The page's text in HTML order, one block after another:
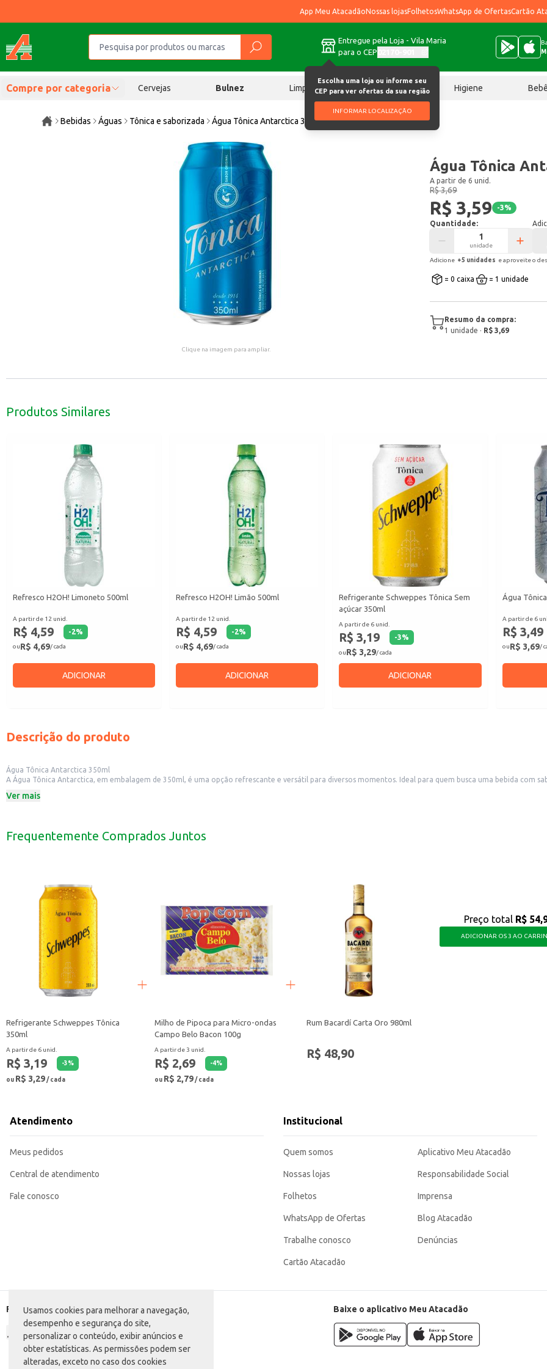
Usamos cookies para melhorar a navegação,
desempenho e segurança do site,
personalizar o conteúdo, exibir anúncios e
obter estatísticas. As permissões podem ser
alteradas, exceto no caso dos cookies
App Meu AtacadãoNossas lojasFolhetosWhatsApp de OfertasCartão
Entregue pela Loja - Vila Maria
para o CEP
Escolha uma loja ou informe seu
CEP para ver ofertas da sua região
INFORMAR LOCALIZAÇÃO
Compre por categoria Cervejas Bulnez Limpeza Chocolates Higiene
Bebidas Águas Tônica e saborizada Água Tônica Antarctica 350ml
Clique na imagem para ampliar.
Água Tônica
A partir de 6 unid.
R$ 3,69
R$ 3,59 -3%
Quantidade:
unidade
Adicione +5 unidades e aproveite o
= 0 caixa = 1 unidade
Resumo da compra:
1 unidade · R$ 3,69
Produtos Similares
Refresco H2OH! Limoneto 500ml
A partir de 12 unid.
R$ 4,59 -2%
ouR$ 4,69/ cada
ADICIONAR
Refresco H2OH! Limão 500ml
A partir de 12 unid.
R$ 4,59 -2%
ouR$ 4,69/ cada
ADICIONAR
Refrigerante Schweppes Tônica Sem
açúcar 350ml
A partir de 6 unid.
R$ 3,19 -3%
ouR$ 3,29/ cada
ADICIONAR
Água
A partir de 6
R$ 3,49
ouR$ 3,69/
Descrição do produto
Água Tônica Antarctica 350ml
A Água Tônica Antarctica, em embalagem de 350ml, é uma opção refrescante e versátil para diversos momentos. Ideal para quem busca uma bebida com
Dicas de Uso:
Para revenda em estabelecimentos comerciais como bares, restaurantes e mercados.
Ver mais
Frequentemente Comprados Juntos
Refrigerante Schweppes Tônica
350ml
A partir de 6 unid.
R$ 3,19 -3%
ou R$ 3,29/ cada
Milho de Pipoca para Micro-ondas
Campo Belo Bacon 100g
A partir de 3 unid.
R$ 2,69 -4%
ou R$ 2,79/ cada
Rum Bacardí Carta Oro 980ml
R$ 48,90
Preço total R$
ADICIONAR OS 3 AO
Atendimento
Meus pedidos
Central de atendimento
Fale conosco
Institucional
Quem somos
Nossas lojas
Folhetos
WhatsApp de Ofertas
Trabalhe conosco
Cartão Atacadão
Aplicativo Meu Atacadão
Responsabilidade Social
Imprensa
Blog Atacadão
Denúncias
Formas de pagamento Baixe o aplicativo Meu Atacadão